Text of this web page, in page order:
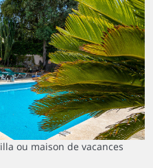
ou maison de vacances